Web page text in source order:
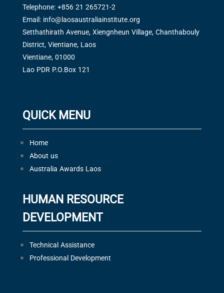
Telephone: +856 21 265721-2
Email: info@laosaustraliainstitute.org
Setthathirath Avenue, Xiengnheun Village, Chanthabouly
District, Vientiane, Laos
Vientiane, 01000
Lao PDR P.O.Box 121
QUICK MENU
Home
About us
Australia Awards Laos
HUMAN RESOURCE
DEVELOPMENT
Technical Assistance
Professional Development